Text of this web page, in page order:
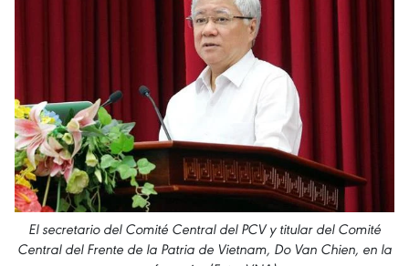
El secretario del Comité Central del PCV y titular del Comité
Central del Frente de la Patria de Vietnam, Do Van Chien, en la